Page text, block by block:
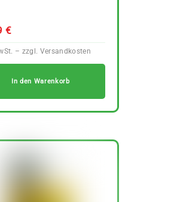
€
In den Warenkorb